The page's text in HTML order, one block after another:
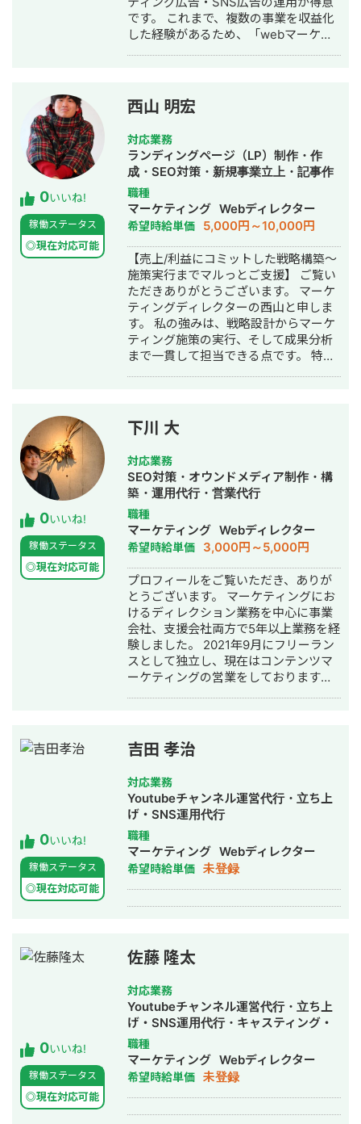
です。 これまで、複数の事業を収益化
した経験があるため、「webマーケテ
確保されていないフェーズにおける
web集客のご依頼もあったため、低予
算での収益化も可能です。 ■略歴 web
広告代理店にて勤務→web広告代理店
へ転職→独立 ■対応できる業務 ・イン
ターネット広告（Google広告、
Facebook広告、Instagram広告、
Yahoo!広告、TikTok広告、Twitter広告
等）に関連する、設定や運用、GTM、
GAを用いた計測タグの設置など ・SEO
対策/記事制作代行 ・webサイト制作
■得意領域 ・オンラインスクール ・求
人サイト（toC） ・求人広告の代理販
売（toB）
0いいね!
稼働ステータス
◎現在対応可能
西山 明宏
対応業務
ランディングページ（LP）制作・作
成・SEO対策・新規事業立上・記事作
成代行・ライティング・リスティング
広告運用代行・オウンドメディア制
作・構築・運用代行・AI活用
職種
マーケティング Webディレクター
希望時給単価 5,000円～10,000円
【売上/利益にコミットした戦略構築〜
施策実行までマルっとご支援】 ご覧い
ただきありがとうございます。 マーケ
ティングディレクターの西山と申しま
す。 私の強みは、戦略設計からマーケ
ティング施策の実行、そして成果分析
まで一貫して担当できる点です。 特に
を伸ばすのが私の業務の特徴です。
【一部実績】 ・D2C事業のマーケティ
ングファネル構築：年間売上180％増加
・META広告運用改善：
CTR1.2％→3.12％、CPA3,240円、
ROAS200％ ・LP制作・改善：
CVR0.78%→4.85％を達成 ・SEO：大
手上場企業含む90社以上を担当 ・EC
サイト改善：カート離脱率91％→73％
に改善、売上増加 ・AIによる業務効率
化ツールの開発 【得意分野】 戦略設計
SEO LLMO（AI検索対策） デジタル広
告運用（META、Google） LP制作・
LPO コンテンツマーケティング 顧客分
析・CRM AI活用 【経歴】 2015年から
芸能・イベント業界でキャリアをスタ
ートし、2018年よりWebマーケティン
グの世界へ。2021年にフリーランスと
事業の立ち上げから既存事業の改善ま
で、幅広いニーズにお応えしてきまし
た。 【私が選ばれる理由】 ・多様な業
界での経験：EC、スクール、エンター
テインメント、BtoBなど、幅広い業界
での実績があります。 ・統合的なアプ
ローチ：戦略設計から実行、分析まで
一貫して担当できるため、効率的かつ
効果的なマーケティングを実現しま
す。 ・成果へのコミットメント：クラ
イアント様の目標達成に全力を尽くし
キャッチアップし、効果的な戦略を立
案します。 ・最新AI活用：Codex・
Claude Code・Geminiを活用した社内
の業務効率化をご提案します。 あなた
のビジネスの成長を加速させるパート
ナーをお探しでしたら、ぜひご連絡く
ださい。 初回カウンセリングでは、現
状の課題や目標をお伺いし、具体的な
改善案をご提案いたします。 一緒に、
あなたのビジネスを次のステージへ導
きましょう。
0いいね!
稼働ステータス
◎現在対応可能
下川 大
対応業務
SEO対策・オウンドメディア制作・構
築・運用代行・営業代行
職種
マーケティング Webディレクター
希望時給単価 3,000円～5,000円
プロフィールをご覧いただき、ありが
とうございます。 マーケティングにお
けるディレクション業務を中心に事業
会社、支援会社両方で5年以上業務を経
験しました。 2021年9月にフリーラン
スとして独立し、現在はコンテンツマ
ーケティングの営業をしております。
応可能です。（ディレクターの方が歴
としては長いです） 過去のお仕事を一
部ご紹介します。 メドピア社の医療機
関支援グループにて、医師向けセミナ
ーの集客及び運営ディレクション、某
保険会社の医師向け広告をメインの案
件として担当しました。 マイナビ社で
は自社のBtoBマーケティング担当を務
め、コンテンツ企画含むオウンドメデ
ィアの運用、MA（マルケト）の運用、
事業部主導の書籍のディレクションな
担当し、BtoB案件を中心にコンテンツ
マーケティング企画～運用を40社以上
支援しました。 素早いレスポンスと丁
寧な進行を心がけております。 ご興味
をお持ちいただけたらご連絡いただけ
ますと幸いです。
0いいね!
稼働ステータス
◎現在対応可能
吉田 孝治
対応業務
Youtubeチャンネル運営代行・立ち上
げ・SNS運用代行
職種
マーケティング Webディレクター
希望時給単価 未登録
0いいね!
稼働ステータス
◎現在対応可能
佐藤 隆太
対応業務
Youtubeチャンネル運営代行・立ち上
げ・SNS運用代行・キャスティング・
動画制作・動画編集
職種
マーケティング Webディレクター
希望時給単価 未登録